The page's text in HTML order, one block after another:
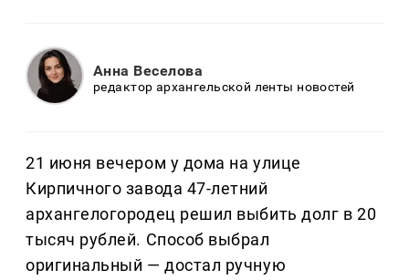
Анна Веселова
редактор архангельской ленты новостей
21 июня вечером у дома на улице
Кирпичного завода 47-летний
архангелогородец решил выбить долг в 20
тысяч рублей. Способ выбрал
оригинальный — достал ручную